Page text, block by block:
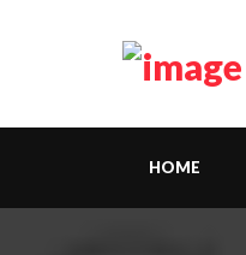
HOME